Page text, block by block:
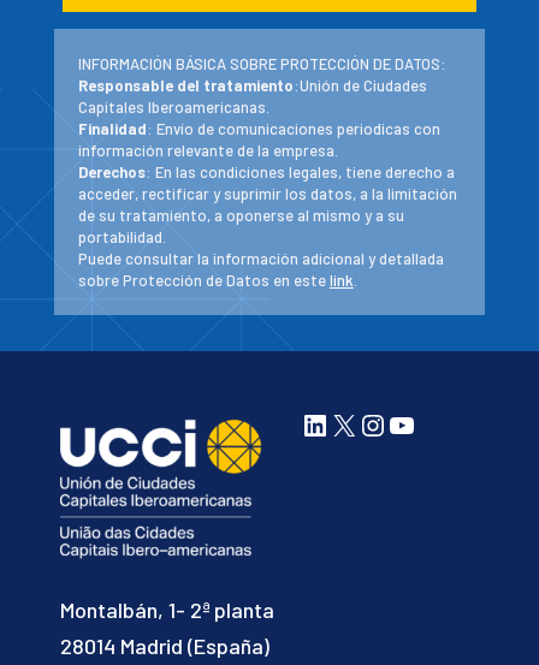
INFORMACIÓN BÁSICA SOBRE PROTECCIÓN DE DATOS:
Responsable del tratamiento:Unión de Ciudades
Capitales Iberoamericanas.
Finalidad: Envío de comunicaciones periodicas con
información relevante de la empresa.
Derechos: En las condiciones legales, tiene derecho a
acceder, rectificar y suprimir los datos, a la limitación
de su tratamiento, a oponerse al mismo y a su
portabilidad.
Puede consultar la información adicional y detallada
sobre Protección de Datos en estelink
Montalbán, 1- 2ª planta
28014 Madrid (España)
LinkedIn
X Instagram
YouTube